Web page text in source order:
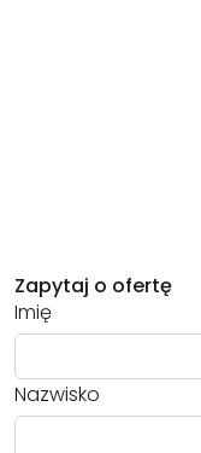
Zapytaj o ofertę
Imię
Nazwisko